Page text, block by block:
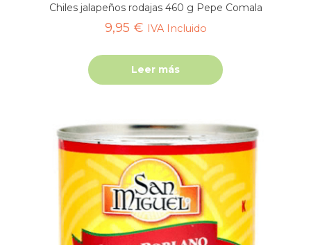
Chiles jalapeños rodajas 460 g Pepe Comala
9,95 € IVA Incluido
Leer más